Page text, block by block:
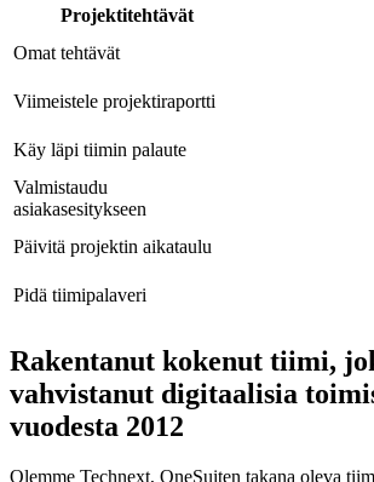
Projektitehtävät
Omat tehtävät
Viimeistele projektiraportti
Käy läpi tiimin palaute
Valmistaudu
asiakasesitykseen
Päivitä projektin aikataulu
Pidä tiimipalaveri
Rakentanut kokenut tiimi,
vahvistanut digitaalisia
vuodesta 2012
Olemme Technext, OneSuiten takana oleva